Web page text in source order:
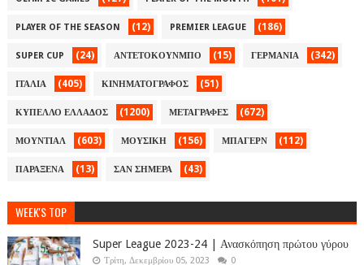
PLAYER OF THE SEASON (12) PREMIER LEAGUE (186)
SUPER CUP (24) ΑΝΤΕΤΟΚΟΥΝΜΠΟ (15) ΓΕΡΜΑΝΙΑ (342)
ΙΤΑΛΙΑ (405) ΚΙΝΗΜΑΤΟΓΡΑΦΟΣ (51)
ΚΥΠΕΛΛΟ ΕΛΛΑΔΟΣ (1200) ΜΕΤΑΓΡΑΦΕΣ (672)
ΜΟΥΝΤΙΑΛ (603) ΜΟΥΣΙΚΗ (156) ΜΠΑΓΕΡΝ (112)
ΠΑΡΑΞΕΝΑ (13) ΣΑΝ ΣΗΜΕΡΑ (43)
WEEK'S TOP
Super League 2023-24 | Ανασκόπηση πρώτου γύρου
Τρίτη, Δεκεμβρίου 05, 2023 0